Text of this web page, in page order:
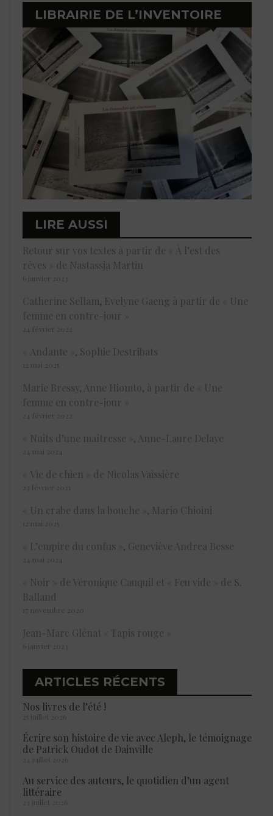
LIBRAIRIE DE L’INVENTOIRE
LIRE AUSSI
Retour sur vos textes à partir de « À l’est des
rêves » de Nastassja Martin
6 janvier 2023
Catherine Sellam, Evelyne Gaeng à partir de « Une
femme en contre-jour »
24 février 2022
« Andante », Sophie Destribats
12 mai 2025
Marie Bressy, Anne Hiomto, à partir de « Une
femme en contre-jour »
24 février 2022
« Nuits d’une maîtresse », Anne-Laure Delaye
24 mai 2024
« Vie de chien » de Nicolas Vaissière
23 février 2021
« Un crabe dans la bouche », Mario Chioini
12 mai 2025
« L’empire du confus », Geneviève Andrea Besse
24 mai 2024
« Noir » de Véronique Cauquil et « Feu vide » de S.
Balland
17 novembre 2020
Jean-Marc Glénat « Tapis rouge »
6 janvier 2023
ARTICLES RÉCENTS
Nos livres de l’été !
25 juillet 2026
Écrire son histoire de vie avec Aleph, le témoignage
de Patrick Oudot de Dainville
24 juillet 2026
Au service des auteurs, le quotidien d’un agent
littéraire
23 juillet 2026